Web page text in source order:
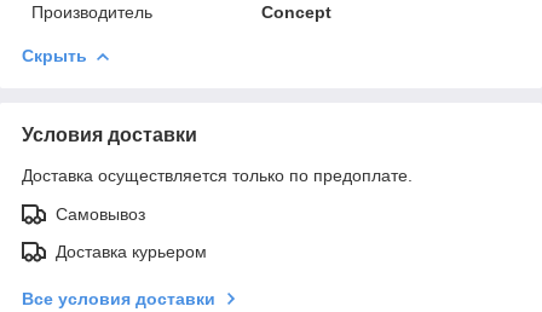
Производитель
Concept
Скрыть
Условия доставки
Доставка осуществляется только по предоплате.
Самовывоз
Доставка курьером
Все условия доставки